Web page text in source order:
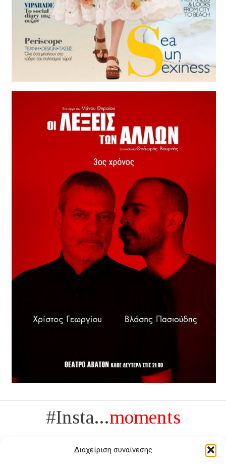
Διαχείριση συναίνεσης
#Insta...moments